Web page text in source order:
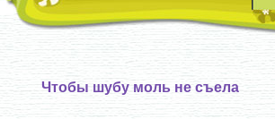
Чтобы шубу моль не съела